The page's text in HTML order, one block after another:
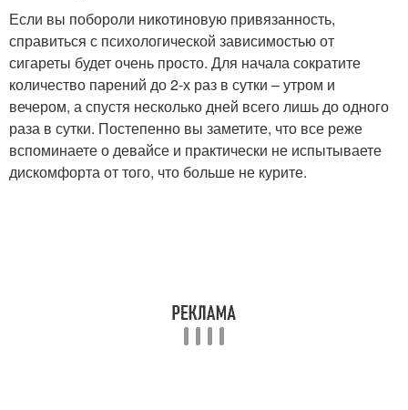
Если вы побороли никотиновую привязанность,
справиться с психологической зависимостью от
сигареты будет очень просто. Для начала сократите
количество парений до 2-х раз в сутки – утром и
вечером, а спустя несколько дней всего лишь до одного
раза в сутки. Постепенно вы заметите, что все реже
вспоминаете о девайсе и практически не испытываете
дискомфорта от того, что больше не курите.